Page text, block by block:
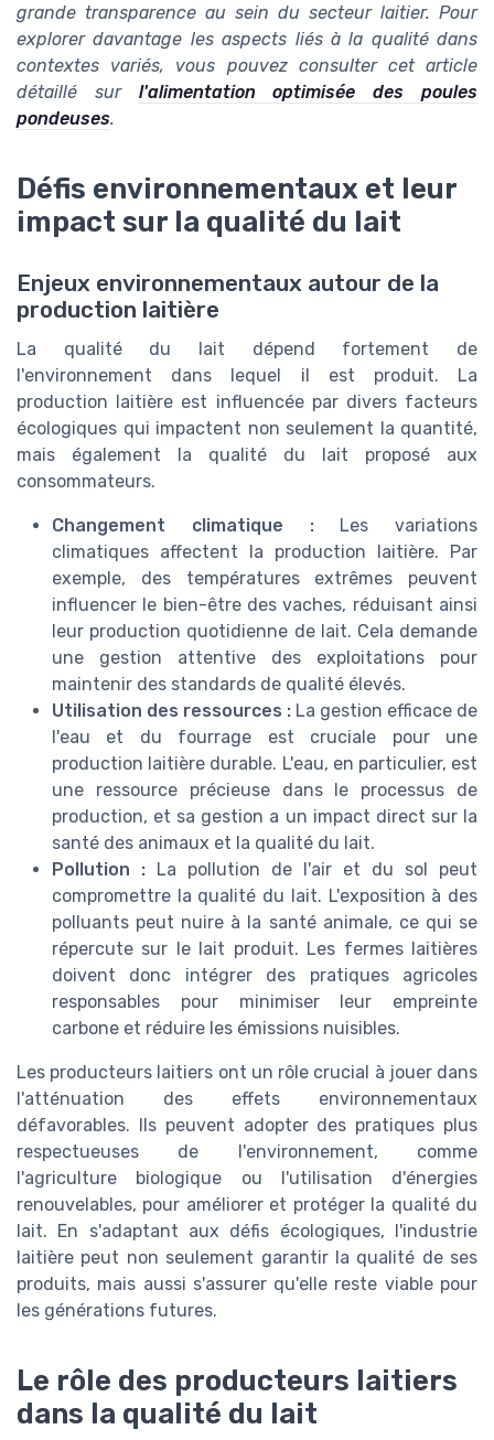
grande transparence au sein du secteur laitier. Pour
explorer davantage les aspects liés à la qualité dans
contextes variés, vous pouvez consulter cet article
détaillé sur l'alimentation optimisée des poules
pondeuses.
Défis environnementaux et leur
impact sur la qualité du lait
Enjeux environnementaux autour de la
production laitière
La qualité du lait dépend fortement de
l'environnement dans lequel il est produit. La
production laitière est influencée par divers facteurs
écologiques qui impactent non seulement la quantité,
mais également la qualité du lait proposé aux
consommateurs.
Changement climatique :Les variations
climatiques affectent la production laitière. Par
exemple, des températures extrêmes peuvent
influencer le bien-être des vaches, réduisant ainsi
leur production quotidienne de lait. Cela demande
une gestion attentive des exploitations pour
maintenir des standards de qualité élevés.
Utilisation des ressources : La gestion efficace de
l'eau et du fourrage est cruciale pour une
production laitière durable. L'eau, en particulier, est
une ressource précieuse dans le processus de
production, et sa gestion a un impact direct sur la
santé des animaux et la qualité du lait.
Pollution : La pollution de l'air et du sol peut
compromettre la qualité du lait. L'exposition à des
polluants peut nuire à la santé animale, ce qui se
répercute sur le lait produit. Les fermes laitières
doivent donc intégrer des pratiques agricoles
responsables pour minimiser leur empreinte
carbone et réduire les émissions nuisibles.
Les producteurs laitiers ont un rôle crucial à jouer dans
l'atténuation des effets environnementaux
défavorables. Ils peuvent adopter des pratiques plus
respectueuses de l'environnement, comme
l'agriculture biologique ou l'utilisation d'énergies
renouvelables, pour améliorer et protéger la qualité du
lait. En s'adaptant aux défis écologiques, l'industrie
laitière peut non seulement garantir la qualité de ses
produits, mais aussi s'assurer qu'elle reste viable pour
les générations futures.
Le rôle des producteurs laitiers
dans la qualité du lait